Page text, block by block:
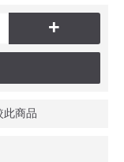
+
此商品